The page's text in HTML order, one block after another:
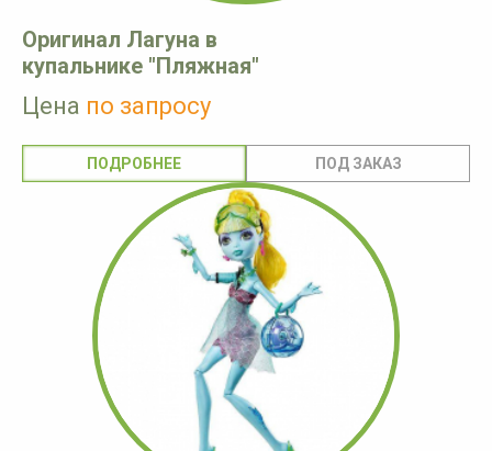
Оригинал Лагуна в
купальнике "Пляжная"
Цена по запросу
ПОДРОБНЕЕ